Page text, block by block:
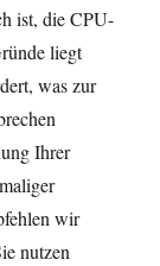
ist, die CPU-
liegt
was zur
Ihrer
wir
nutzen